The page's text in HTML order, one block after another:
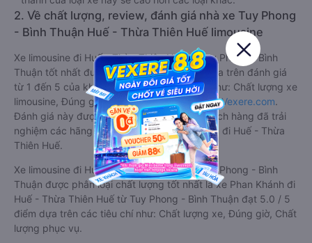
2. Về chất lượng, review, đánh giá nhà xe Tuy Phong
- Bình Thuận Huế - Thừa Thiên Huế limousine
Xe limousine đi Huế - Thừa Thiên Huế từ Tuy Phong - Bình
Thuận tốt nhất được phân loại chất lượng dựa trên đánh giá
từ 1 đến 5 của khách hàng với các tiêu chí như: Chất lượng xe
limousine, Đúng giờ, Chất lượng phục vụ trênVexere.com.
Đánh giá này được viết trực tiếp bởi các khách hàng đã trải
nghiệm các hãng Xe Tuy Phong - Bình Thuận đi Huế - Thừa
Thiên Huế.
Xe limousine đi Huế - Thừa Thiên Huế từ Tuy Phong - Bình
Thuận được phân loại chất lượng tốt nhất là xe Phan Khánh đi
Huế - Thừa Thiên Huế từ Tuy Phong - Bình Thuận đạt 5.0 / 5
điểm dựa trên các tiêu chí như: Chất lượng xe, Đúng giờ, Chất
lượng phục vụ.